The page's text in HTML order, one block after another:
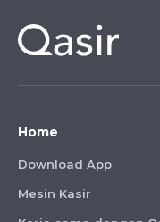
Home
Download App
Mesin Kasir